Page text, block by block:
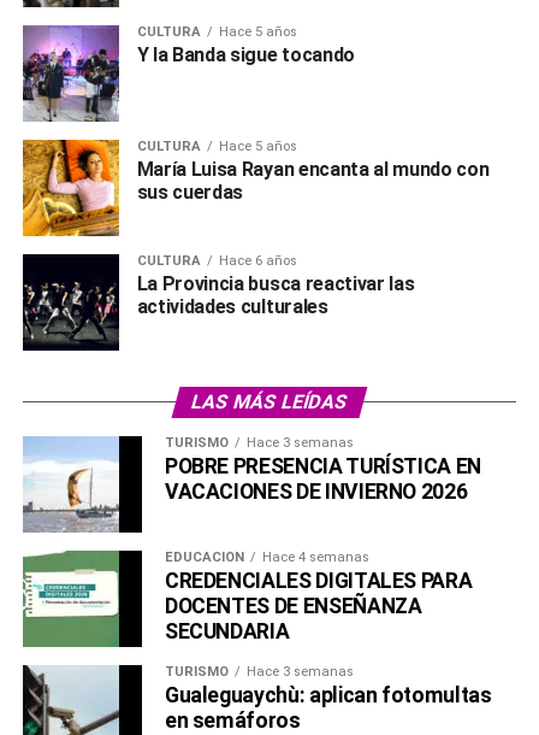
CULTURA Hace 5 años
Y la Banda sigue tocando
CULTURA Hace 5 años
María Luisa Rayan encanta al mundo con
sus cuerdas
CULTURA Hace 6 años
La Provincia busca reactivar las
actividades culturales
LAS MÁS LEÍDAS
TURISMO Hace 3 semanas
POBRE PRESENCIA TURÍSTICA EN
VACACIONES DE INVIERNO 2026
EDUCACIÓN Hace 4 semanas
CREDENCIALES DIGITALES PARA
DOCENTES DE ENSEÑANZA
SECUNDARIA
TURISMO Hace 3 semanas
Gualeguaychù: aplican fotomultas
en semáforos